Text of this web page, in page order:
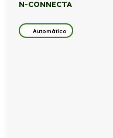
N-CONNECTA
Automático